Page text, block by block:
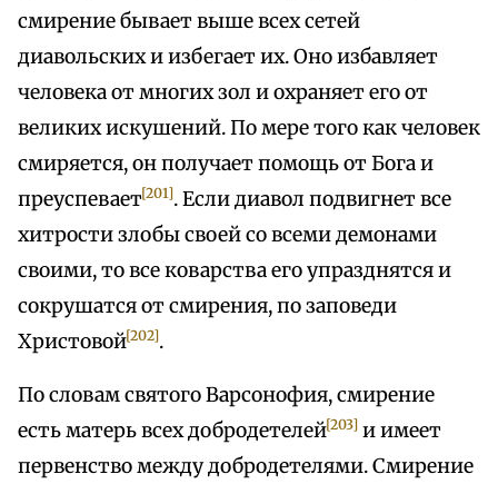
смирение бывает выше всех сетей
диавольских и избегает их. Оно избавляет
человека от многих зол и охраняет его от
великих искушений. По мере того как человек
смиряется, он получает помощь от Бога и
преуспевает[201]. Если диавол подвигнет все
хитрости злобы своей со всеми демонами
своими, то все коварства его упразднятся и
сокрушатся от смирения, по заповеди
Христовой[202].
По словам святого Варсонофия, смирение
есть матерь всех добродетелей[203] и имеет
первенство между добродетелями. Смирение